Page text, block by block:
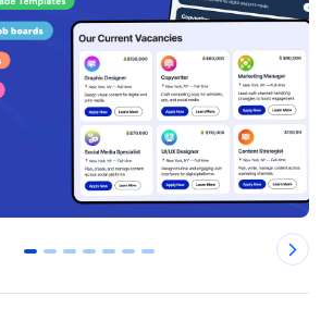
0 1 2 3 4 5 6